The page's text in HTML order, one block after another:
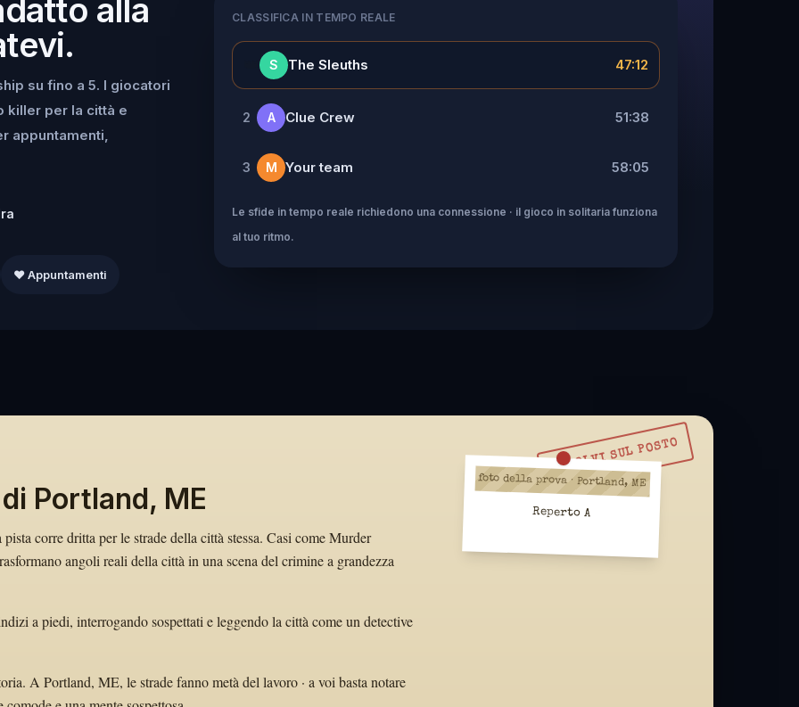
alla
su fino a 5. I giocatori
killer per la città e
appuntamenti,
❤️ Appuntamenti
CLASSIFICA IN TEMPO REALE
S The Sleuths 47:12
2 A Clue Crew 51:38
3 M Your team 58:05
Le sfide in tempo reale richiedono una connessione · il gioco in solitaria funziona
al tuo ritmo.
RISOLVI SUL POSTO
Portland, ME
corre dritta per le strade della città stessa. Casi come Murder
angoli reali della città in una scena del crimine a grandezza
a piedi, interrogando sospettati e leggendo la città come un detective
A Portland, ME, le strade fanno metà del lavoro · a voi basta notare
foto della prova · Portland, ME
Reperto A